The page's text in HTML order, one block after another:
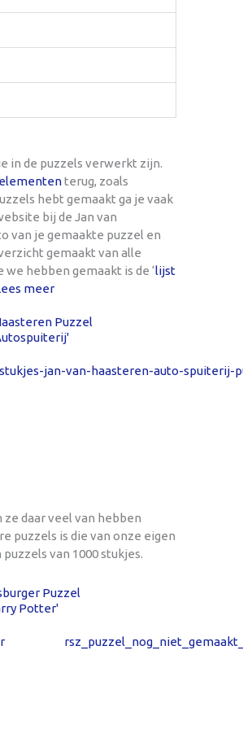
in de puzzels verwerkt zijn.
terug, zoals
hebt gemaakt ga je vaak
bij de Jan van
van je gemaakte puzzel en
gemaakt van alle
we hebben gemaakt is de ‘lijst
meer
Puzzel
daar veel van hebben
puzzels is die van onze eigen
van 1000 stukjes.
Puzzel
Potter'